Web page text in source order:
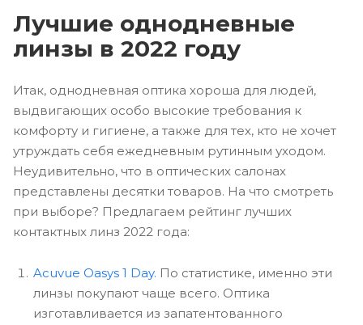
Лучшие однодневные
линзы в 2022 году
Итак, однодневная оптика хороша для людей,
выдвигающих особо высокие требования к
комфорту и гигиене, а также для тех, кто не хочет
утруждать себя ежедневным рутинным уходом.
Неудивительно, что в оптических салонах
представлены десятки товаров. На что смотреть
при выборе? Предлагаем рейтинг лучших
контактных линз 2022 года:
Acuvue Oasys 1 Day. По статистике, именно эти
линзы покупают чаще всего. Оптика
изготавливается из запатентованного